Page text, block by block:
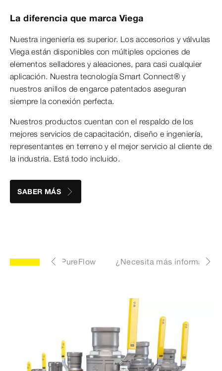
La diferencia que marca Viega
Nuestra ingeniería es superior. Los accesorios y válvulas
Viega están disponibles con múltiples opciones de
elementos selladores y aleaciones, para casi cualquier
aplicación. Nuestra tecnología Smart Connect® y
nuestros anillos de engarce patentados aseguran
siempre la conexión perfecta.
Nuestros productos cuentan con el respaldo de los
mejores servicios de capacitación, diseño e ingeniería,
representantes en terreno y el mejor servicio al cliente de
la industria. Está todo incluido.
SABER MÁS
Válvulas PureFlow ¿Necesita más